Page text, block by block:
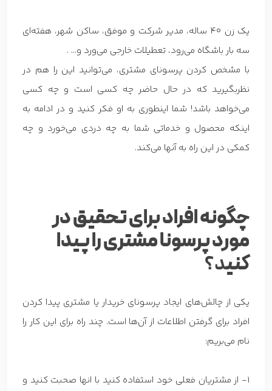
یک زن 40 ساله، مدیر شرکت و موفق، ساکن شهر، هفته‌ای
سه بار باشگاه می‌رود، تعطیلات خارجی می‌ورد و… .
با مشخص کردن پرسونای مشتری، می‌توانید این را هم در
نظربگیرید که در حال حاضر چه کسی است و چه کسی
می‌خواهد باشد! شما اینطوری به او فکر کنید و در ادامه به
اینکه محصول و خدماتی شما به چه دردی می‌خورد و چه
کمکی در این راه به آنها می‌کند.
چگونه افراد برای تحقیق در
مورد پرسونا مشتری را پیدا
کنید؟
یکی از چالش‌های ایجاد پرسونای خریدار یا مشتری پیدا کردن
افراد برای گرفتن اطلاعات از آن‌ها است. چند راه برای این کار را
نام می‌بریم:
1- از مشتریان فعلی خود استفاده کنید با انها صحبت کنید و